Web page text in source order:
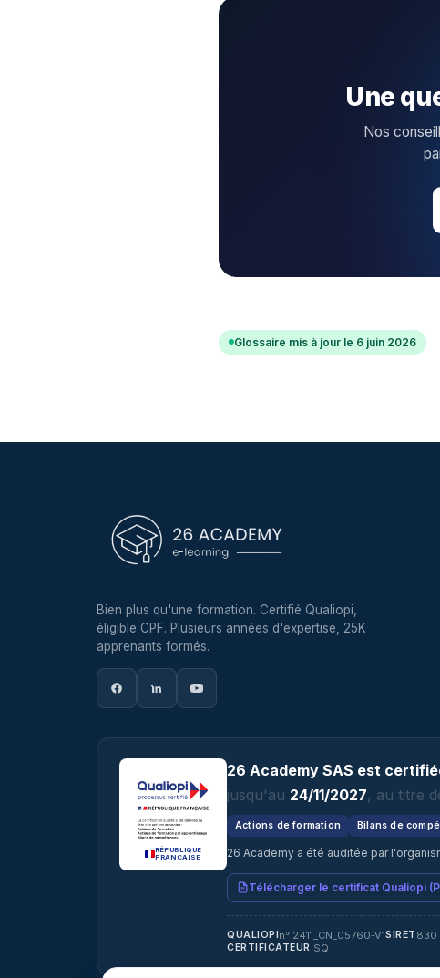
Une
Nos
Glossaire mis à jour le 6 juin 2026
Bien plus qu'une formation. Certifié Qualiopi,
éligible CPF. Plusieurs années d'expertise, 25K
apprenants formés.
RÉPUBLIQUE
FRANÇAISE
26 Academy SAS est
jusqu'au 24/11/2027, au titre
Actions de formation Bilans de
26 Academy a été auditée par
Télécharger le certificat Qualiopi
QUALIOPIn° 2411_CN_05760-V1SIRET 830
CERTIFICATEURISQ